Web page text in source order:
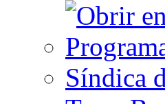
Síndica